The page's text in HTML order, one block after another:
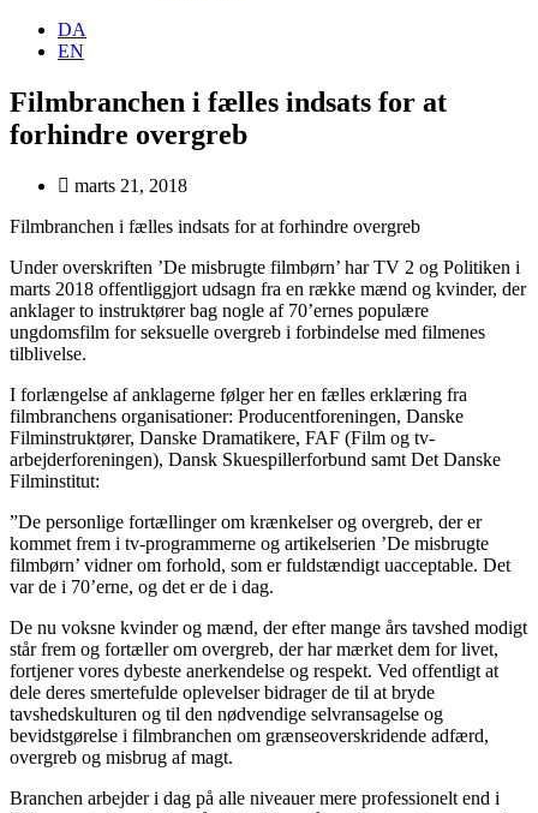
DA
EN
Filmbranchen i fælles indsats for at
forhindre overgreb
marts 21, 2018
Filmbranchen i fælles indsats for at forhindre overgreb
Under overskriften ’De misbrugte filmbørn’ har TV 2 og Politiken i
marts 2018 offentliggjort udsagn fra en række mænd og kvinder, der
anklager to instruktører bag nogle af 70’ernes populære
ungdomsfilm for seksuelle overgreb i forbindelse med filmenes
tilblivelse.
I forlængelse af anklagerne følger her en fælles erklæring fra
filmbranchens organisationer: Producentforeningen, Danske
Filminstruktører, Danske Dramatikere, FAF (Film og tv-
arbejderforeningen), Dansk Skuespillerforbund samt Det Danske
Filminstitut:
”De personlige fortællinger om krænkelser og overgreb, der er
kommet frem i tv-programmerne og artikelserien ’De misbrugte
filmbørn’ vidner om forhold, som er fuldstændigt uacceptable. Det
var de i 70’erne, og det er de i dag.
De nu voksne kvinder og mænd, der efter mange års tavshed modigt
står frem og fortæller om overgreb, der har mærket dem for livet,
fortjener vores dybeste anerkendelse og respekt. Ved offentligt at
dele deres smertefulde oplevelser bidrager de til at bryde
tavshedskulturen og til den nødvendige selvransagelse og
bevidstgørelse i filmbranchen om grænseoverskridende adfærd,
overgreb og misbrug af magt.
Branchen arbejder i dag på alle niveauer mere professionelt end i